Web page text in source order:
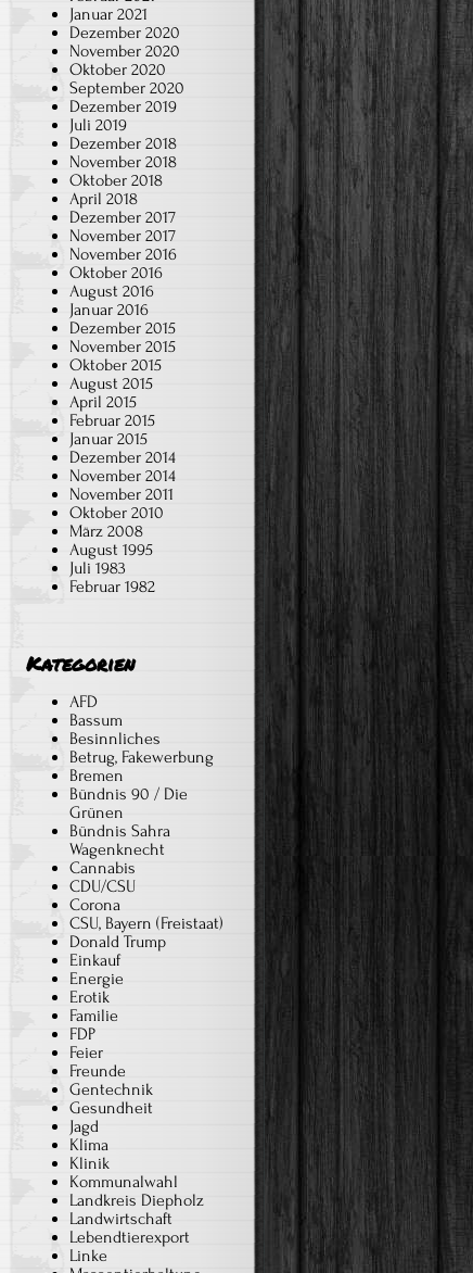
Januar 2021
Dezember 2020
November 2020
Oktober 2020
September 2020
Dezember 2019
Juli 2019
Dezember 2018
November 2018
Oktober 2018
April 2018
Dezember 2017
November 2017
November 2016
Oktober 2016
August 2016
Januar 2016
Dezember 2015
November 2015
Oktober 2015
August 2015
April 2015
Februar 2015
Januar 2015
Dezember 2014
November 2014
November 2011
Oktober 2010
März 2008
August 1995
Juli 1983
Februar 1982
Kategorien
AFD
Bassum
Besinnliches
Betrug, Fakewerbung
Bremen
Bündnis 90 / Die
Grünen
Bündnis Sahra
Wagenknecht
Cannabis
CDU/CSU
Corona
CSU, Bayern (Freistaat)
Donald Trump
Einkauf
Energie
Erotik
Familie
FDP
Feier
Freunde
Gentechnik
Gesundheit
Jagd
Klima
Klinik
Kommunalwahl
Landkreis Diepholz
Landwirtschaft
Lebendtierexport
Linke